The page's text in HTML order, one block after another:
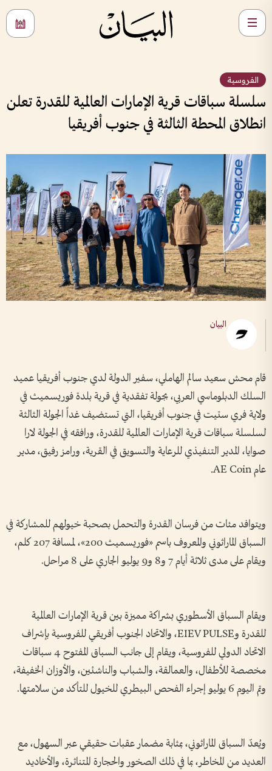
الفروسية
سلسلة سباقات قرية الإمارات العالمية للقدرة تعلن
انطلاق المحطة الثالثة في جنوب أفريقيا
البيان
قام محش سعيد سالم الهاملي، سفير الدولة لدي جنوب أفريقيا عميد
السلك الدبلوماسي العربي، بجولة تفقدية في قرية بلدة فوريسميث في
ولاية فري ستيت في جنوب أفريقيا، التي تستضيف غداً الجولة الثالثة
لسلسلة سباقات قرية الإمارات العالمية للقدرة، ورافقه في الجولة لارا
صوايا، المدير التنفيذي للرعاية والتسويق في القرية، ورامز رفيق، مدير
عام AE Coin.
ويتوافد مئات من فرسان القدرة والتحمل بصحبة خيولهم للمشاركة في
السباق الماراثوني والمعروف باسم «فوريسميث 200»، لمسافة 207 كلم،
ويقام على مدى ثلاثة أيام 7 و8 و9 يوليو الجاري على 8 مراحل.
ويقام السباق الأسطوري بشراكة مميزة بين قرية الإمارات العالمية
للقدرة وEIEV PULSE، والاتحاد الجنوب أفريقي للفروسية بإشراف
الاتحاد الدولي للفروسية، ويقام إلى جانب السباق المفتوح 4 سباقات
مخصصة للأطفال، والعمالقة، والشباب والناشئين، والأوزان الخفيفة،
وتم اليوم 6 يوليو إجراء الفحص البيطري للخيول للتأكد من سلامتها.
ويُعدّ السباق الماراثوني، بمثابة مضمار عقبات حقيقي عبر السهول، مع
العديد من المخاطر، بما في ذلك الصخور والحجارة المتناثرة، والأخاديد